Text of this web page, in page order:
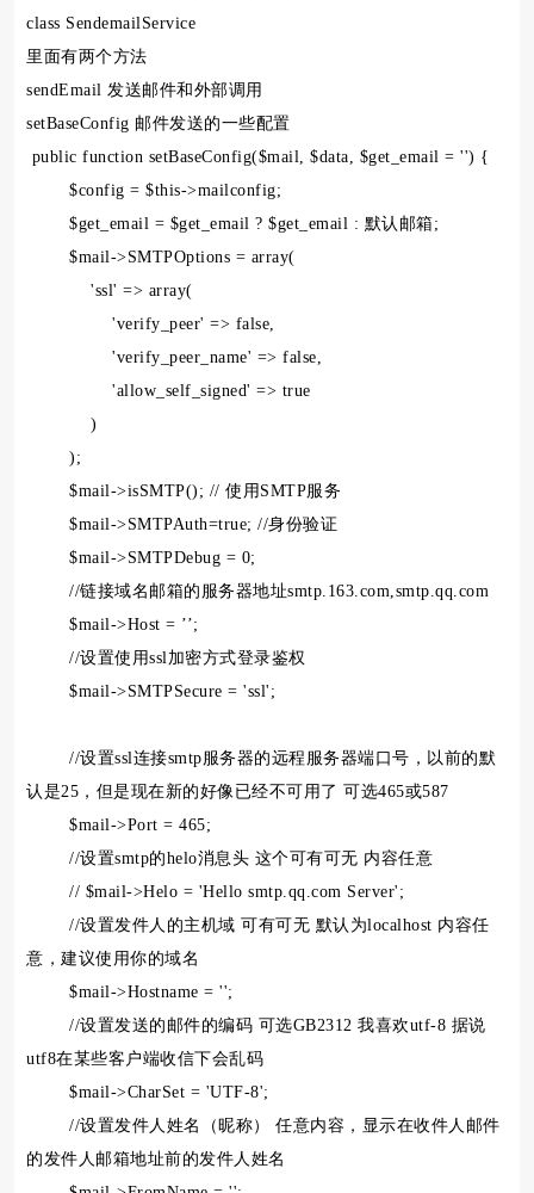
class SendemailService
里面有两个方法
sendEmail 发送邮件和外部调用
setBaseConfig 邮件发送的一些配置
public function setBaseConfig($mail, $data, $get_email = '') {
$config = $this->mailconfig;
$get_email = $get_email ? $get_email : 默认邮箱;
$mail->SMTPOptions = array(
'ssl' => array(
'verify_peer' => false,
'verify_peer_name' => false,
'allow_self_signed' => true
)
);
$mail->isSMTP(); // 使用SMTP服务
$mail->SMTPAuth=true; //身份验证
$mail->SMTPDebug = 0;
//链接域名邮箱的服务器地址smtp.163.com,smtp.qq.com
$mail->Host = ’’;
//设置使用ssl加密方式登录鉴权
$mail->SMTPSecure = 'ssl';
//设置ssl连接smtp服务器的远程服务器端口号，以前的默
认是25，但是现在新的好像已经不可用了 可选465或587
$mail->Port = 465;
//设置smtp的helo消息头 这个可有可无 内容任意
// $mail->Helo = 'Hello smtp.qq.com Server';
//设置发件人的主机域 可有可无 默认为localhost 内容任
意，建议使用你的域名
$mail->Hostname = '';
//设置发送的邮件的编码 可选GB2312 我喜欢utf-8 据说
utf8在某些客户端收信下会乱码
$mail->CharSet = 'UTF-8';
//设置发件人姓名（昵称） 任意内容，显示在收件人邮件
的发件人邮箱地址前的发件人姓名